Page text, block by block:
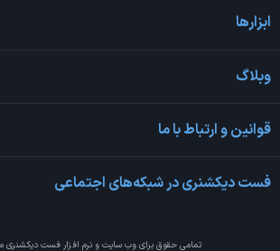
ابزارها
وبلاگ
قوانین و ارتباط با ما
فست دیکشنری در شبکه‌های اجتماعی
تمامی حقوق برای وب سایت و نرم افزارفست دیکشنری